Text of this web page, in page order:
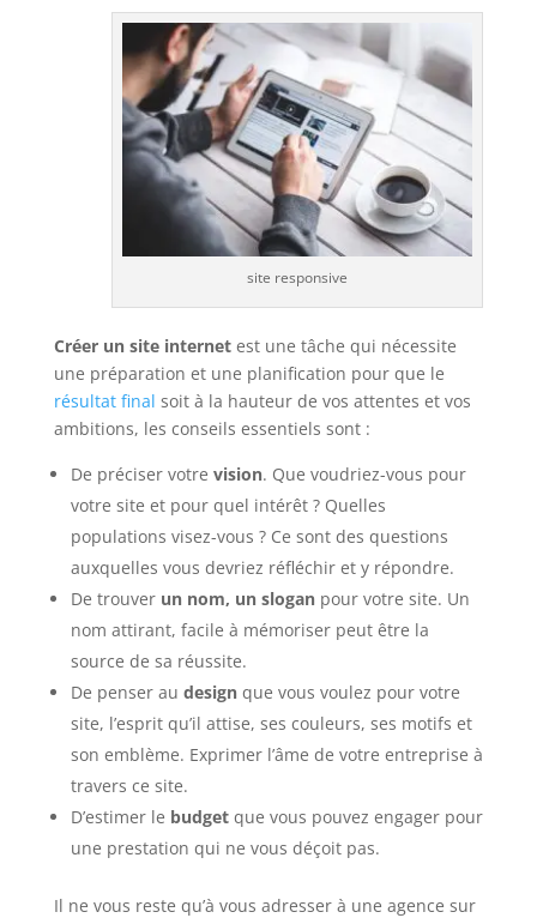
site responsive
Créer un site internetest une tâche qui nécessite
une préparation et une planification pour que le
résultat final soit à la hauteur de vos attentes et vos
ambitions, les conseils essentiels sont :
De préciser votre vision. Que voudriez-vous pour
votre site et pour quel intérêt ? Quelles
populations visez-vous ? Ce sont des questions
auxquelles vous devriez réfléchir et y répondre.
De trouver un nom, un sloganpour votre site. Un
nom attirant, facile à mémoriser peut être la
source de sa réussite.
De penser au designque vous voulez pour votre
site, l’esprit qu’il attise, ses couleurs, ses motifs et
son emblème. Exprimer l’âme de votre entreprise à
travers ce site.
D’estimer le budget que vous pouvez engager pour
une prestation qui ne vous déçoit pas.
Il ne vous reste qu’à vous adresser à une agence sur